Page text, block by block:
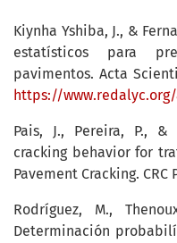
Kiynha Yshiba, J., &
estatísticos para
pavimentos. Acta
https://
Pais, J., Pereira, P., &
cracking behavior for
Pavement Cracking. CRC
Rodríguez, M.,
Determinación